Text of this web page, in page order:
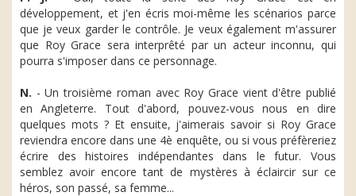
développement, et j'en écris moi-même les scénarios parce
que je veux garder le contrôle. Je veux également m'assurer
que Roy Grace sera interprêté par un acteur inconnu, qui
pourra s'imposer dans ce personnage.
N. - Un troisième roman avec Roy Grace vient d'être publié
en Angleterre. Tout d'abord, pouvez-vous nous en dire
quelques mots ? Et ensuite, j'aimerais savoir si Roy Grace
reviendra encore dans une 4è enquête, ou si vous préfèreriez
écrire des histoires indépendantes dans le futur. Vous
semblez avoir encore tant de mystères à éclaircir sur ce
héros, son passé, sa femme...